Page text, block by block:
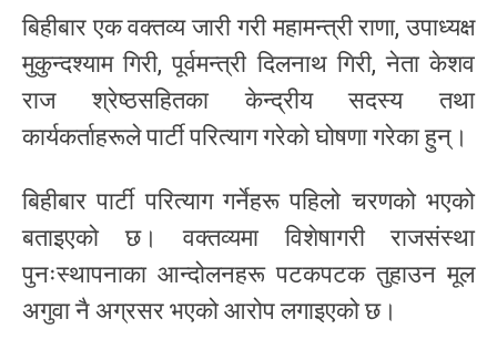
बिहीबार एक वक्तव्य जारी गरी महामन्त्री राणा, उपाध्यक्ष
मुकुन्दश्याम गिरी, पूर्वमन्त्री दिलनाथ गिरी, नेता केशव
राज श्रेष्ठसहितका केन्द्रीय सदस्य तथा
कार्यकर्ताहरूले पार्टी परित्याग गरेको घोषणा गरेका हुन्।
बिहीबार पार्टी परित्याग गर्नेहरू पहिलो चरणको भएको
बताइएको छ। वक्तव्यमा विशेषागरी राजसंस्था
पुनःस्थापनाका आन्दोलनहरू पटकपटक तुहाउन मूल
अगुवा नै अग्रसर भएको आरोप लगाइएको छ।